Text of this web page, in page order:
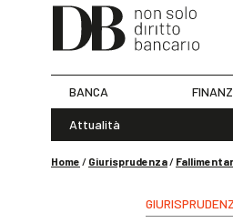
BANCA
Attualità
Home / Giurisprudenza/